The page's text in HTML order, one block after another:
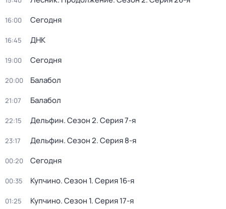
16:00 Сегодня
16:45 ДНК
19:00 Сегодня
20:00 Балабол
21:07 Балабол
22:15 Дельфин. Сезон 2. Серия 7-я
23:17 Дельфин. Сезон 2. Серия 8-я
00:20 Сегодня
00:35 Купчино. Сезон 1. Серия 16-я
01:25 Купчино. Сезон 1. Серия 17-я